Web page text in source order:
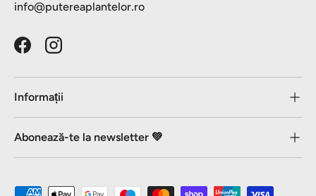
info@putereaplantelor.ro
FacebookInstagram
Informații
Abonează-te la newsletter 💚